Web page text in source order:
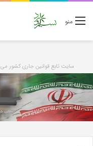
منو
سایت تابع قوانین جاری